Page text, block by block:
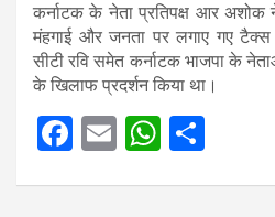
कर्नाटक के नेता प्रतिपक्ष आर अशोक
मंहगाई और जनता पर लगाए गए
सीटी रवि समेत कर्नाटक भाजपा के
के खिलाफ प्रदर्शन किया था।
F
E
W